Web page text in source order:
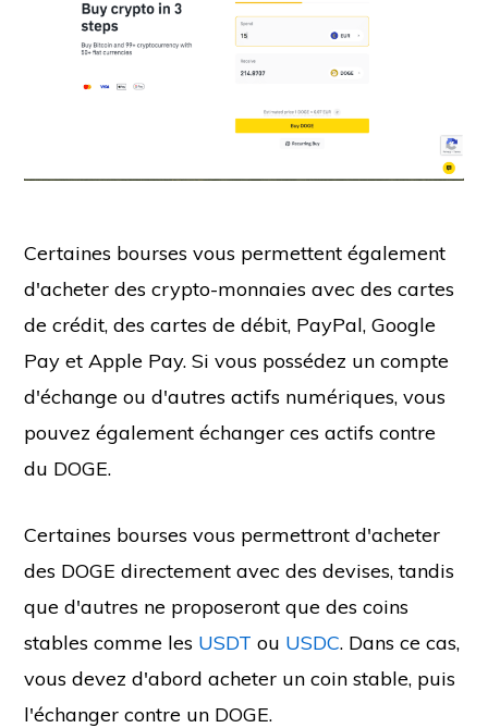
Certaines bourses vous permettent également
d'acheter des crypto-monnaies avec des cartes
de crédit, des cartes de débit, PayPal, Google
Pay et Apple Pay. Si vous possédez un compte
d'échange ou d'autres actifs numériques, vous
pouvez également échanger ces actifs contre
du DOGE.
Certaines bourses vous permettront d'acheter
des DOGE directement avec des devises, tandis
que d'autres ne proposeront que des coins
stables comme les USDT ou USDC. Dans ce cas,
vous devez d'abord acheter un coin stable, puis
l'échanger contre un DOGE.